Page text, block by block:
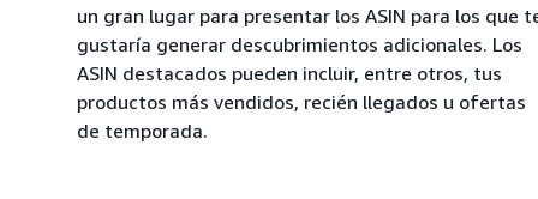
un gran lugar para presentar los ASIN para los que
gustaría generar descubrimientos adicionales. Los
ASIN destacados pueden incluir, entre otros, tus
productos más vendidos, recién llegados u ofertas
de temporada.